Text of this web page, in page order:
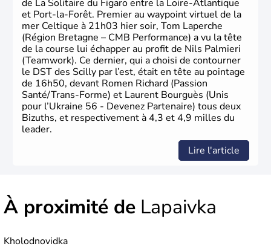
de La Solitaire du Figaro entre la Loire-Atlantique
et Port-la-Forêt. Premier au waypoint virtuel de la
mer Celtique à 21h03 hier soir, Tom Laperche
(Région Bretagne – CMB Performance) a vu la tête
de la course lui échapper au profit de Nils Palmieri
(Teamwork). Ce dernier, qui a choisi de contourner
le DST des Scilly par l’est, était en tête au pointage
de 16h50, devant Romen Richard (Passion
Santé/Trans-Forme) et Laurent Bourguès (Unis
pour l’Ukraine 56 - Devenez Partenaire) tous deux
Bizuths, et respectivement à 4,3 et 4,9 milles du
leader.
Lire l'article
À proximité de Lapaivka
Kholodnovidka